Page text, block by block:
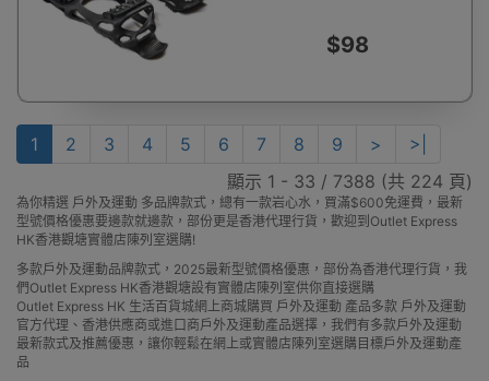
$98
1 2 3 4 5 6 7 8 9 >
>|
顯示 1 - 33 / 7388 (共 224 頁)
為你精選 戶外及運動 多品牌款式，總有一款岩心水，買滿$600免運費，最新
型號價格優惠要邊款就邊款，部份更是香港代理行貨，歡迎到Outlet Express
HK香港觀塘實體店陳列室選購!
多款戶外及運動品牌款式，2025最新型號價格優惠，部份為香港代理行貨，我
們Outlet Express HK香港觀塘設有實體店陳列室供你直接選購
Outlet Express HK 生活百貨城網上商城購買 戶外及運動 產品多款 戶外及運動
官方代理、香港供應商或進口商戶外及運動產品選擇，我們有多款戶外及運動
最新款式及推薦優惠，讓你輕鬆在網上或實體店陳列室選購目標戶外及運動產
品